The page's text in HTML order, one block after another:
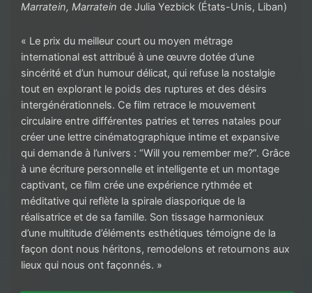
Marratein, Marratein de Julia Yezbick (États-Unis, Liban)
« Le prix du meilleur court ou moyen métrage
international est attribué à une œuvre dotée d’une
sincérité et d’un humour délicat, qui refuse la nostalgie
tout en explorant le poids des ruptures et des désirs
intergénérationnels. Ce film retrace le mouvement
circulaire entre différentes patries et terres natales pour
créer une lettre cinématographique intime et expansive
qui demande à l’univers : “Will you remember me?”. Grâce
à une écriture personnelle et intelligente et un montage
captivant, ce film crée une expérience rythmée et
méditative qui reflète la spirale diasporique de la
réalisatrice et de sa famille. Son tissage harmonieux
d’une multitude d’éléments esthétiques témoigne de la
façon dont nous héritons, remodelons et retournons aux
lieux qui nous ont façonnés. »